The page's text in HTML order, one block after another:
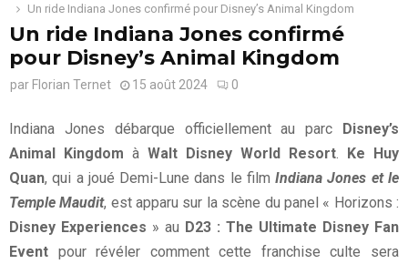
Un ride Indiana Jones confirmé pour Disney’s Animal Kingdom
Un ride Indiana Jones confirmé
pour Disney’s Animal Kingdom
par Florian Ternet 15 août 2024 0
Indiana Jones débarque officiellement au parc
Disney’s
Animal Kingdom à Walt Disney World Resort.
Ke Huy
Quan, qui a joué Demi-Lune dans le filmIndiana Jones et le
Temple Maudit, est apparu sur la scène du panel « Horizons :
Disney Experiences » au D23 : The Ultimate Disney Fan
Event pour révéler comment cette franchise culte sera